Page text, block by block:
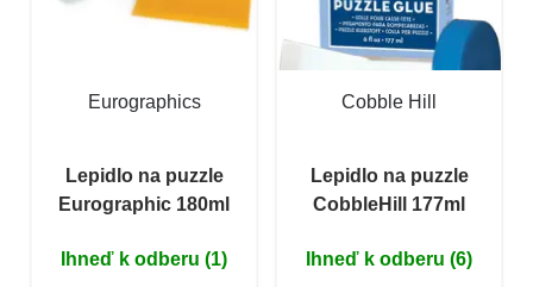
Eurographics
Lepidlo na puzzle
Eurographic 180ml
Ihneď k odberu (1)
Cobble Hill
Lepidlo na puzzle
CobbleHill 177ml
Ihneď k odberu (6)